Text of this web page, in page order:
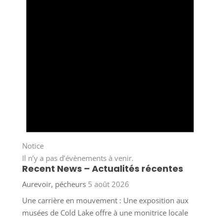
Notice
Il n’y a pas d’évènements à venir.
Recent News – Actualités récentes
Aurevoir, pécheurs 5 août 2026
Une carrière en mouvement : Une exposition aux
musées de Cold Lake offre à une monitrice locale